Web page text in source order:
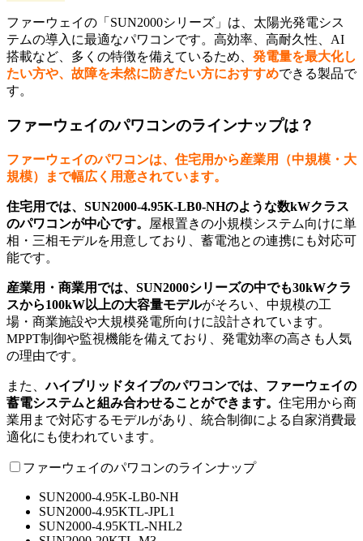
ファーウェイの「SUN2000シリーズ」は、太陽光発電シス
テムの導入に最適なパワコンです。高効率、高耐久性、AI
搭載など、多くの特徴を備えているため、 発電量を最大化し
たい方や、故障を未然に防ぎたい方におすすめできる製品で
す。
ファーウェイのパワコンのラインナップは？
ファーウェイのパワコンは、住宅用から産業用（中規模・大
規模）まで幅広く用意されています。
住宅用では、SUN2000-4.95K-LB0-NHのような数kWクラス
のパワコンが中心です。
屋根置きの小規模システム向けに単
相・三相モデルを用意しており、蓄電池との連携にも対応可
能です。
産業用・商業用では、SUN2000シリーズの中でも30kWクラ
スから100kW以上の大容量モデルがそろい、中規模の工
場・商業施設や大規模発電所向けに設計されています。
MPPT制御や監視機能を備えており、発電効率の高さも人気
の理由です。
また、ハイブリッドタイプのパワコンでは、ファーウェイの
蓄電システムと組み合わせることができます。 住宅用から商
業用まで対応するモデルがあり、統合制御による自家消費最
適化にも使われています。
ファーウェイのパワコンのラインナップ
SUN2000-4.95K-LB0-NH
SUN2000-4.95KTL-JPL1
SUN2000-4.95KTL-NHL2